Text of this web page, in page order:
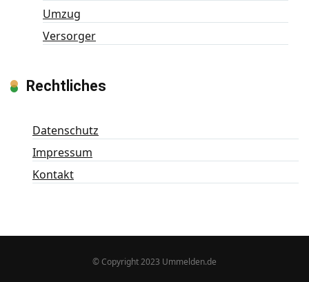
Umzug
Versorger
Rechtliches
Datenschutz
Impressum
Kontakt
© Copyright 2023 Ummelden.de